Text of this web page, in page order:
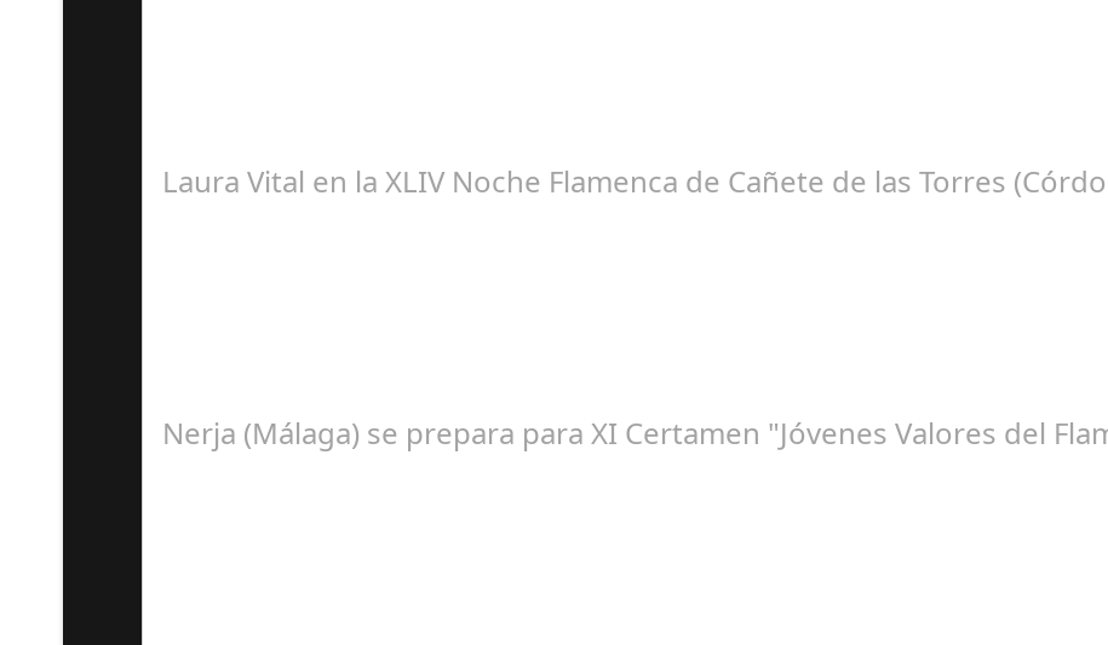
Laura Vital en la XLIV Noche Flamenca de Cañete de las Torres
Nerja (Málaga) se prepara para XI Certamen "Jóvenes Valores del